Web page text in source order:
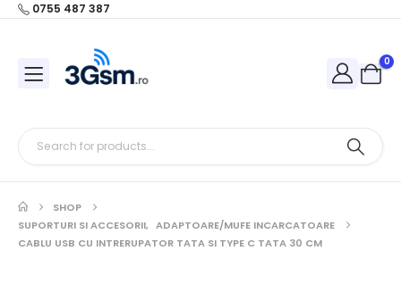
0755 487 387
0
SHOP
SUPORTURI SI ACCESORII, ADAPTOARE/MUFE INCARCATOARE
CABLU USB CU INTRERUPATOR TATA SI TYPE C TATA 30 CM